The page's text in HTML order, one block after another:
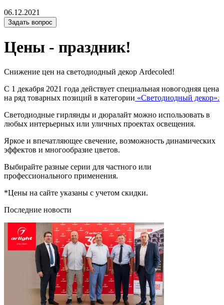
06.12.2021
Задать вопрос
Цены - праздник!
Снижение цен на светодиодный декор Ardecoled!
С 1 декабря 2021 года действует специальная новогодняя цена
на ряд товарных позиций в категории «Светодиодный декор».
Светодиодные гирлянды и дюралайт можно использовать в
любых интерьерных или уличных проектах освещения.
Яркое и впечатляющее свечение, возможность динамических
эффектов и многообразие цветов.
Выбирайте разные серии для частного или
профессионального применения.
*Цены на сайте указаны с учетом скидки.
Последние новости